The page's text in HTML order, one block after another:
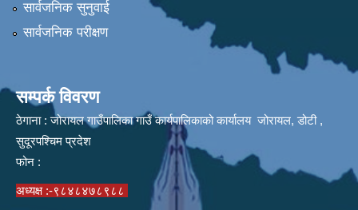
सार्वजनिक सुनुवाई
सार्वजनिक परीक्षण
सम्पर्क विवरण
ठेगाना : जोरायल गाउँपालिका गाउँ कार्यपालिकाको कार्यालय जोरायल, डोटी ,
सुदूरपश्चिम प्रदेश
फोन :
अध्यक्ष :-९८४८४७८९८८